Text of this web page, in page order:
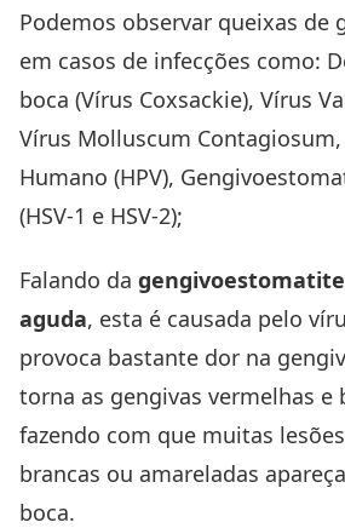
Podemos observar queixas de
em casos de infecções como:
boca (Vírus Coxsackie), Vírus
Vírus Molluscum
Humano (HPV),
(HSV-1 e HSV-2);
Falando da
aguda, esta é causada pelo
provoca bastante dor na
torna as gengivas vermelhas e
fazendo com que muitas
brancas ou amareladas
boca.